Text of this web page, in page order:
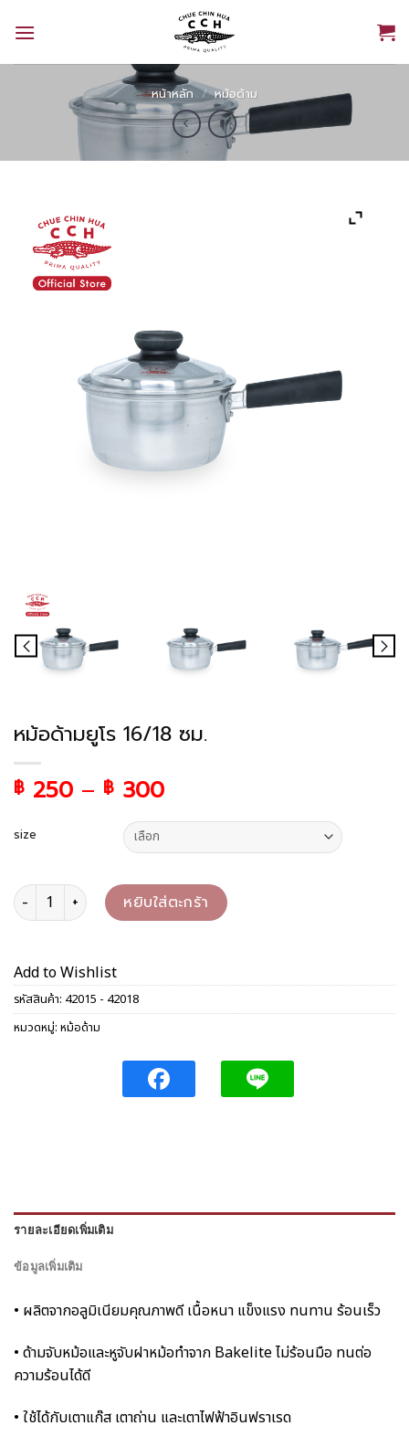
หน้าหลัก / หม้อด้าม
หม้อด้ามยูโร 16/18 ซม.
฿ 250 – ฿ 300
size
จำนวน หม้อด้ามยูโร 16/18 ซม. ชิ้น
หยิบใส่ตะกร้า
Add to Wishlist
รหัสสินค้า: 42015 - 42018
หมวดหมู่: หม้อด้าม
รายละเอียดเพิ่มเติม
ข้อมูลเพิ่มเติม
• ผลิตจากอลูมิเนียมคุณภาพดี เนื้อหนา แข็งแรง ทนทาน ร้อนเร็ว
• ด้ามจับหม้อและหูจับฝาหม้อทำจาก Bakelite ไม่ร้อนมือ ทนต่อ
ความร้อนได้ดี
• ใช้ได้กับเตาแก๊ส เตาถ่าน และเตาไฟฟ้าอินฟราเรด